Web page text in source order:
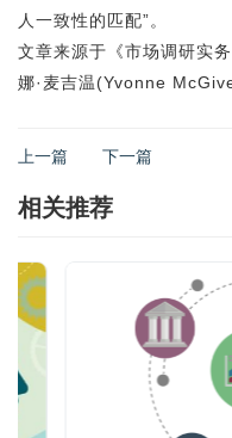
人一致性的匹配”。
文章来源于《市场调研实
娜·麦吉温(Yvonne
上一篇 下一篇
相关推荐